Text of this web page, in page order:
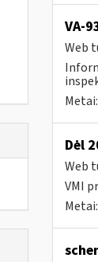
VA-
Web
Metai:
Dėl
Web
VMI
Metai: